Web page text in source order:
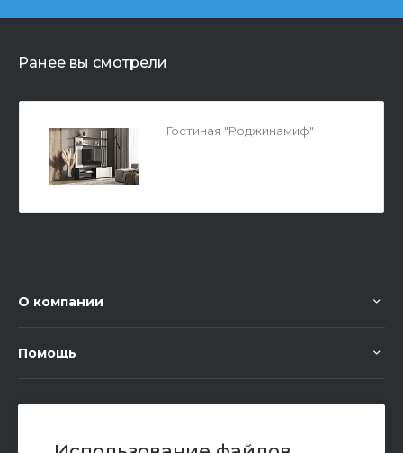
Ранее вы смотрели
Гостиная "Роджинамиф"
О компании
Помощь